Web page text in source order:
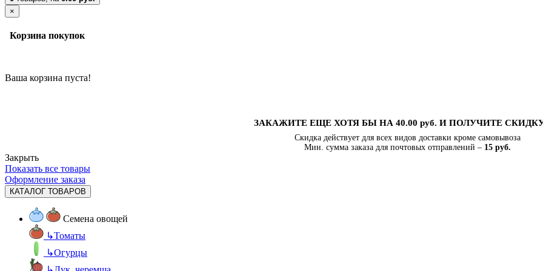
×
Корзина покупок
Ваша корзина пуста!
ЗАКАЖИТЕ ЕЩЕ ХОТЯ БЫ НА 40.00 руб. И ПОЛУЧИТЕ
Скидка действует для всех видов доставки кроме самовывоза
Мин. сумма заказа для почтовых отправлений – 15 руб.
Закрыть
Показать все товары
Оформление заказа
КАТАЛОГ ТОВАРОВ
Семена овощей
↳Томаты
↳Огурцы